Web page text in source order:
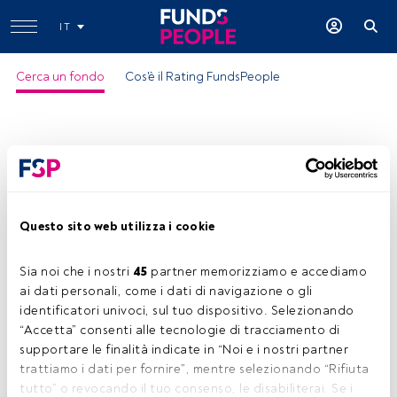
Questo sito web utilizza i cookie
Sia noi che i nostri 45 partner memorizziamo e accediamo
ai dati personali, come i dati di navigazione o gli
identificatori univoci, sul tuo dispositivo. Selezionando
“Accetta” consenti alle tecnologie di tracciamento di
supportare le finalità indicate in “Noi e i nostri partner
trattiamo i dati per fornire”, mentre selezionando “Rifiuta
tutto” o revocando il tuo consenso, le disabiliterai. Se i
IT
Cerca un fondo Cos'è il Rating FundsPeople